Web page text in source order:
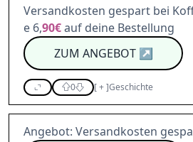
Versandkosten gespart bei
e 6,90€auf deine Bestellung
ZUM ANGEBOT↗
0 [+]Geschichte
Angebot: Versandkosten